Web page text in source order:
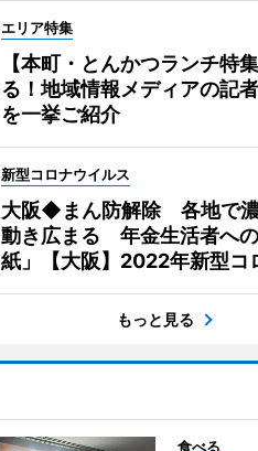
エリア特集
【本町・とんかつランチ特
る！地域情報メディアの記
を一挙ご紹介
新型コロナウイルス
大阪◆まん防解除 各地で
動き広まる 年金生活者へ
紙」【大阪】2022年新型コ
もっと見る
食べる